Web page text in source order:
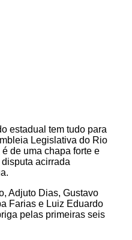
estadual tem tudo para
Legislativa do Rio
de uma chapa forte e
acirrada
Adjuto Dias, Gustavo
Farias e Luiz Eduardo
pelas primeiras seis